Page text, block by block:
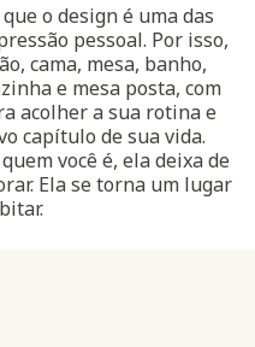
o design é uma das
pessoal. Por isso,
cama, mesa, banho,
e mesa posta, com
acolher a sua rotina e
capítulo de sua vida.
você é, ela deixa de
Ela se torna um lugar